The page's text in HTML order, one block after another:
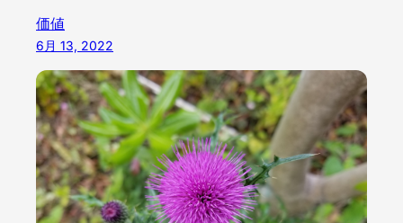
価値
6月 13, 2022